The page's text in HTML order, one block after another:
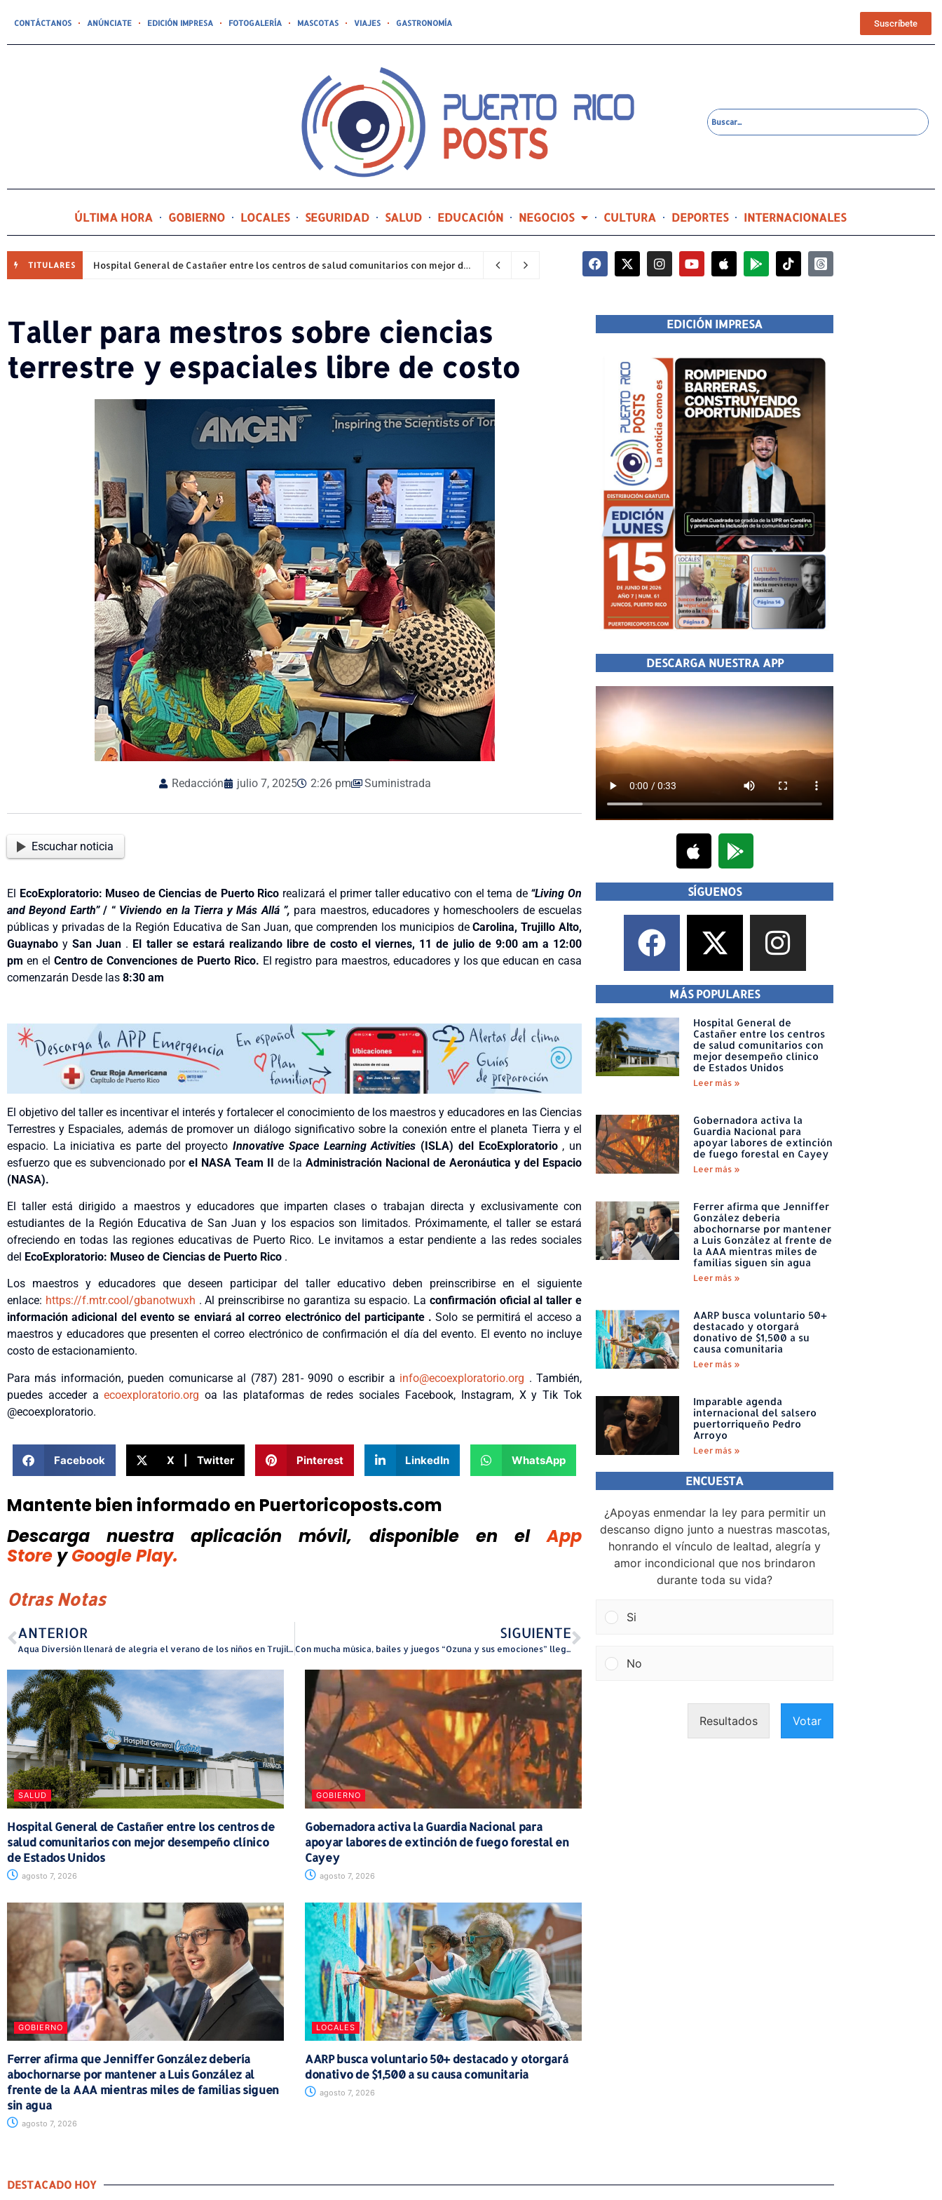
CONTÁCTANOS ANÚNCIATE EDICIÓN IMPRESA FOTOGALERÍA MASCOTAS VIAJES GASTRONOMÍA Suscríbete
ÚLTIMA HORA GOBIERNO LOCALES SEGURIDAD SALUD EDUCACIÓN NEGOCIOS CULTURA DEPORTES INTERNACIONALES
TITULARES Hospital General de Castañer entre los centros de salud comunitarios con mejor desempeño clínico de Estados Unidos 7 horas ago
Taller para mestros sobre ciencias
terrestre y espaciales libre de costo
Redacción julio 7, 2025 2:26 pm Suministrada
Escuchar noticia
El EcoExploratorio: Museo de Ciencias de Puerto Rico realizará el primer taller educativo con el tema de “Living On
and Beyond Earth” / “ Viviendo en la Tierra y Más Allá ”, para maestros, educadores y homeschoolers de escuelas
públicas y privadas de la Región Educativa de San Juan, que comprenden los municipios deCarolina, Trujillo Alto,
Guaynabo ySan Juan . El taller se estará realizando libre de costo el viernes, 11 de julio de 9:00 am a 12:00
pm en el Centro de Convenciones de Puerto Rico. El registro para maestros, educadores y los que educan en casa
comenzarán Desde las 8:30 am
El objetivo del taller es incentivar el interés y fortalecer el conocimiento de los maestros y educadores en las Ciencias
Terrestres y Espaciales, además de promover un diálogo significativo sobre la conexión entre el planeta Tierra y el
espacio. La iniciativa es parte del proyectoInnovative Space Learning Activities (ISLA) del EcoExploratorio, un
esfuerzo que es subvencionado por el NASA Team II de la Administración Nacional de Aeronáutica y del Espacio
(NASA).
El taller está dirigido a maestros y educadores que imparten clases o trabajan directa y exclusivamente con
estudiantes de la Región Educativa de San Juan y los espacios son limitados. Próximamente, el taller se estará
ofreciendo en todas las regiones educativas de Puerto Rico. Le invitamos a estar pendiente a las redes sociales
del EcoExploratorio: Museo de Ciencias de Puerto Rico .
Los maestros y educadores que deseen participar del taller educativo deben preinscribirse en el siguiente
enlace: https://f.mtr.cool/gbanotwuxh . Al preinscribirse no garantiza su espacio. La confirmación oficial al taller e
información adicional del evento se enviará al correo electrónico del participante . Solo se permitirá el acceso a
maestros y educadores que presenten el correo electrónico de confirmación el día del evento. El evento no incluye
costo de estacionamiento.
Para más información, pueden comunicarse al (787) 281- 9090 o escribir a info@ecoexploratorio.org . También,
puedes acceder aecoexploratorio.org oa las plataformas de redes sociales Facebook, Instagram, X y Tik Tok
@ecoexploratorio.
Facebook X | Twitter Pinterest LinkedIn WhatsApp
Mantente bien informado en Puertoricoposts.com
Descarga nuestra aplicación móvil, disponible
en el
App
Store y Google Play.
Otras Notas
ANTERIOR
Aqua Diversión llenará de alegría el verano de los niños en Trujillo Alto
SIGUIENTE
Con mucha música, bailes y juegos “Ozuna y sus emociones” llega a Bellas Artes de Santurce
SALUD
Hospital General de Castañer entre los centros de
salud comunitarios con mejor desempeño clínico
de Estados Unidos
agosto 7, 2026
GOBIERNO
Gobernadora activa la Guardia Nacional para
apoyar labores de extinción de fuego forestal en
Cayey
agosto 7, 2026
GOBIERNO
Ferrer afirma que Jenniffer González debería
abochornarse por mantener a Luis González al
frente de la AAA mientras miles de familias siguen
sin agua
agosto 7, 2026
LOCALES
AARP busca voluntario 50+ destacado y otorgará
donativo de $1,500 a su causa comunitaria
agosto 7, 2026
EDICIÓN IMPRESA
DESCARGA NUESTRA APP
SÍGUENOS
MÁS POPULARES
Hospital General de
Castañer entre los centros
de salud comunitarios con
mejor desempeño clínico
de Estados Unidos
Leer más »
Gobernadora activa la
Guardia Nacional para
apoyar labores de extinción
de fuego forestal en Cayey
Leer más »
Ferrer afirma que Jenniffer
González debería
abochornarse por mantener
a Luis González al frente de
la AAA mientras miles de
familias siguen sin agua
Leer más »
AARP busca voluntario 50+
destacado y otorgará
donativo de $1,500 a su
causa comunitaria
Leer más »
Imparable agenda
internacional del salsero
puertorriqueño Pedro
Arroyo
Leer más »
ENCUESTA
¿Apoyas enmendar la ley para permitir un
descanso digno junto a nuestras mascotas,
honrando el vínculo de lealtad, alegría y
amor incondicional que nos brindaron
durante toda su vida?
Si
No
Resultados Votar
DESTACADO HOY